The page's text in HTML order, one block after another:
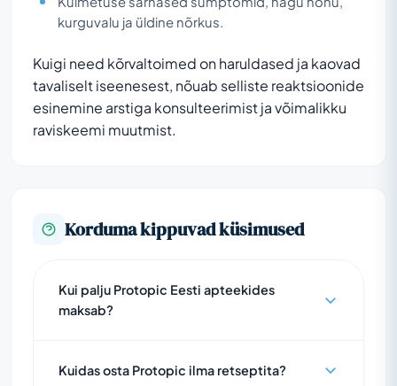
kurguvalu ja üldine nõrkus.
Kuigi need kõrvaltoimed on haruldased ja kaovad
tavaliselt iseenesest, nõuab selliste reaktsioonide
esinemine arstiga konsulteerimist ja võimalikku
raviskeemi muutmist.
Korduma kippuvad küsimused
Kui palju Protopic Eesti apteekides
maksab?
Kuidas osta Protopic ilma retseptita?